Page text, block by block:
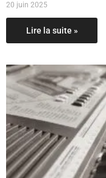
20 juin 2025
Lire la suite »